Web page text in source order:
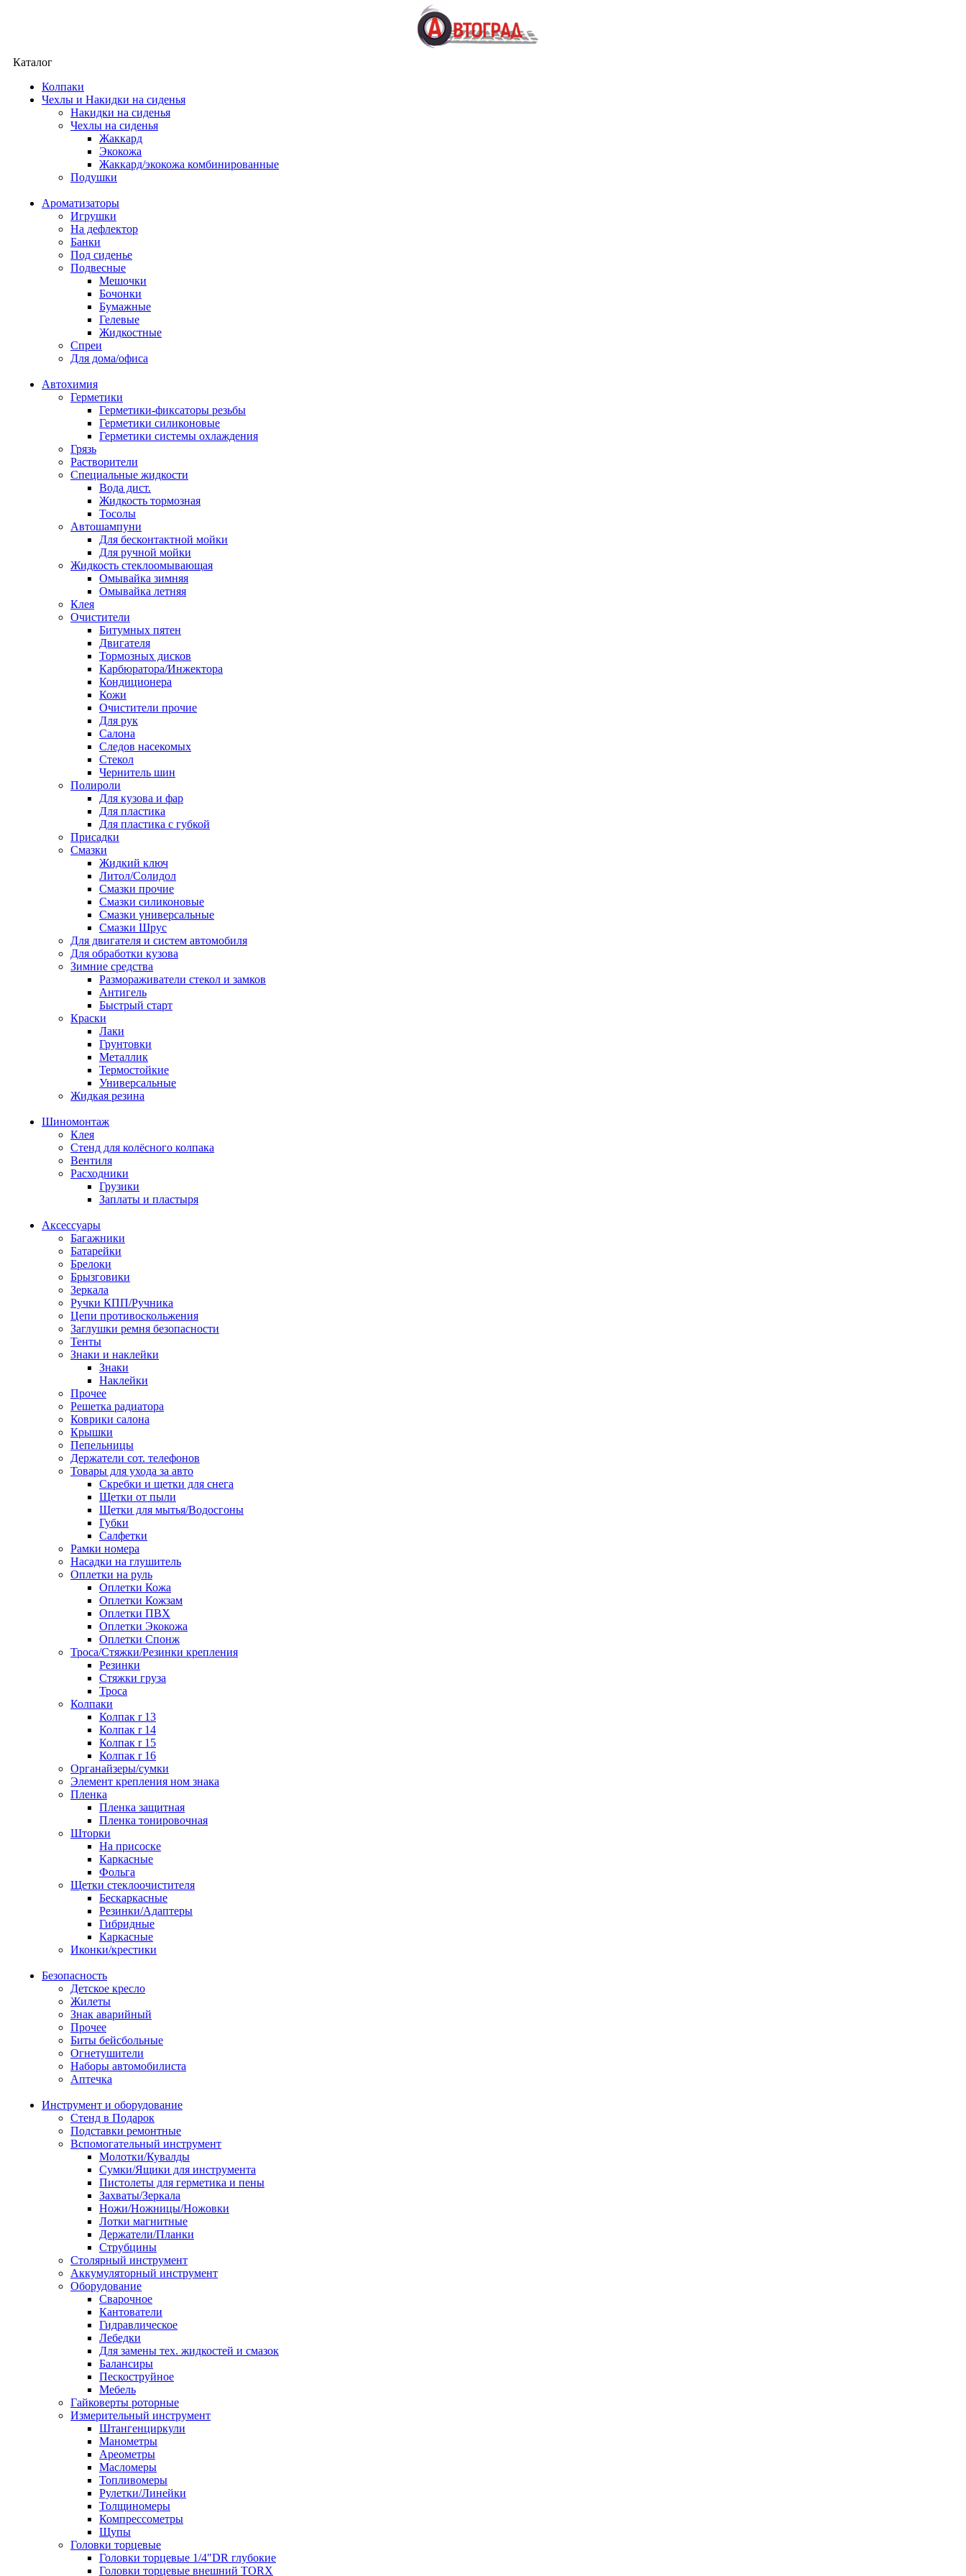
Каталог
Колпаки
Чехлы и Накидки на сиденья
Накидки на сиденья
Чехлы на сиденья
Жаккард
Экокожа
Жаккард/экокожа комбинированные
Подушки
Ароматизаторы
Игрушки
На дефлектор
Банки
Под сиденье
Подвесные
Мешочки
Бочонки
Бумажные
Гелевые
Жидкостные
Спреи
Для дома/офиса
Автохимия
Герметики
Герметики-фиксаторы резьбы
Герметики силиконовые
Герметики системы охлаждения
Грязь
Растворители
Специальные жидкости
Вода дист.
Жидкость тормозная
Тосолы
Автошампуни
Для бесконтактной мойки
Для ручной мойки
Жидкость стеклоомывающая
Омывайка зимняя
Омывайка летняя
Клея
Очистители
Битумных пятен
Двигателя
Тормозных дисков
Карбюратора/Инжектора
Кондиционера
Кожи
Очистители прочие
Для рук
Салона
Следов насекомых
Стекол
Чернитель шин
Полироли
Для кузова и фар
Для пластика
Для пластика с губкой
Присадки
Смазки
Жидкий ключ
Литол/Солидол
Смазки прочие
Смазки силиконовые
Смазки универсальные
Смазки Шрус
Для двигателя и систем автомобиля
Для обработки кузова
Зимние средства
Размораживатели стекол и замков
Антигель
Быстрый старт
Краски
Лаки
Грунтовки
Металлик
Термостойкие
Универсальные
Жидкая резина
Шиномонтаж
Клея
Стенд для колёсного колпака
Вентиля
Расходники
Грузики
Заплаты и пластыря
Аксессуары
Багажники
Батарейки
Брелоки
Брызговики
Зеркала
Ручки КПП/Ручника
Цепи противоскольжения
Заглушки ремня безопасности
Тенты
Знаки и наклейки
Знаки
Наклейки
Прочее
Решетка радиатора
Коврики салона
Крышки
Пепельницы
Держатели сот. телефонов
Товары для ухода за авто
Скребки и щетки для снега
Щетки от пыли
Щетки для мытья/Водосгоны
Губки
Салфетки
Рамки номера
Насадки на глушитель
Оплетки на руль
Оплетки Кожа
Оплетки Кожзам
Оплетки ПВХ
Оплетки Экокожа
Оплетки Спонж
Троса/Стяжки/Резинки крепления
Резинки
Стяжки груза
Троса
Колпаки
Колпак r 13
Колпак r 14
Колпак r 15
Колпак r 16
Органайзеры/сумки
Элемент крепления ном знака
Пленка
Пленка защитная
Пленка тонировочная
Шторки
На присоске
Каркасные
Фольга
Щетки стеклоочистителя
Бескаркасные
Резинки/Адаптеры
Гибридные
Каркасные
Иконки/крестики
Безопасность
Детское кресло
Жилеты
Знак аварийный
Прочее
Биты бейсбольные
Огнетушители
Наборы автомобилиста
Аптечка
Инструмент и оборудование
Стенд в Подарок
Подставки ремонтные
Вспомогательный инструмент
Молотки/Кувалды
Сумки/Ящики для инструмента
Пистолеты для герметика и пены
Захваты/Зеркала
Ножи/Ножницы/Ножовки
Лотки магнитные
Держатели/Планки
Струбцины
Столярный инструмент
Аккумуляторный инструмент
Оборудование
Сварочное
Кантователи
Гидравлическое
Лебедки
Для замены тех. жидкостей и смазок
Балансиры
Пескоструйное
Мебель
Гайковерты роторные
Измерительный инструмент
Штангенциркули
Манометры
Ареометры
Масломеры
Топливомеры
Рулетки/Линейки
Толщиномеры
Компрессометры
Щупы
Головки торцевые
Головки торцевые 1/4"DR глубокие
Головки торцевые внешний TORX